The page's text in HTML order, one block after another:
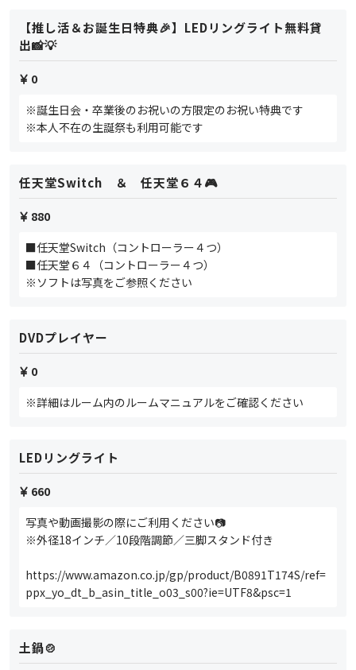
【推し活＆お誕生日特典🎉】LEDリングライト無料貸
出📸💡
0
※誕生日会・卒業後のお祝いの方限定のお祝い特典です
※本人不在の生誕祭も利用可能です
任天堂Switch ＆ 任天堂６４🎮
880
■任天堂Switch（コントローラー４つ）
■任天堂６４（コントローラー４つ）
※ソフトは写真をご参照ください
DVDプレイヤー
0
※詳細はルーム内のルームマニュアルをご確認ください
LEDリングライト
660
写真や動画撮影の際にご利用ください📷
※外径18インチ／10段階調節／三脚スタンド付き
https://www.amazon.co.jp/gp/product/B0891T174S/ref=
ppx_yo_dt_b_asin_title_o03_s00?ie=UTF8&psc=1
土鍋🍲